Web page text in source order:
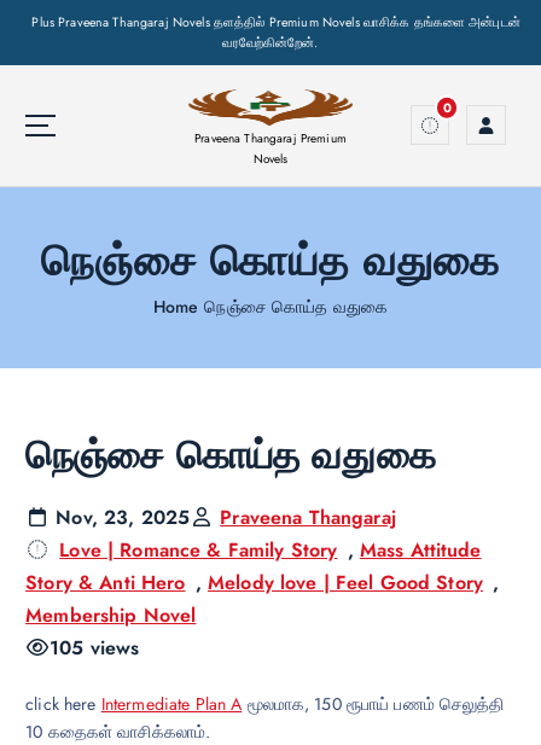
Plus Praveena Thangaraj Novels தளத்தில் Premium Novels வாசிக்க தங்களை அன்புடன்
வரவேற்கின்றேன்.
t
Praveena Thangaraj Premium
Novels
0
நெஞ்சை கொய்த வதுகை
Home நெஞ்சை கொய்த வதுகை
நெஞ்சை கொய்த வதுகை
Nov, 23, 2025
Praveena Thangaraj
Love | Romance & Family Story , Mass Attitude
Story & Anti Hero , Melody love | Feel Good Story ,
Membership Novel
105 views
click here Intermediate Plan A மூலமாக, 150 ரூபாய் பணம் செலுத்தி
10 கதைகள் வாசிக்கலாம்.